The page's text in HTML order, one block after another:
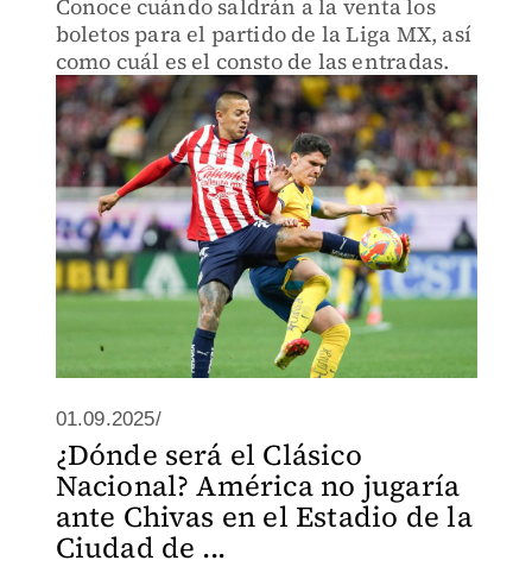
Conoce cuándo saldrán a la venta los
boletos para el partido de la Liga MX, así
como cuál es el consto de las entradas.
01.09.2025/
¿Dónde será el Clásico
Nacional? América no jugaría
ante Chivas en el Estadio de la
Ciudad de ...